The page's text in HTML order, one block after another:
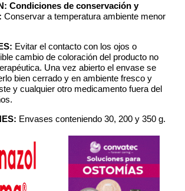
Condiciones de conservación y
Conservar a temperatura ambiente menor
Evitar el contacto con los ojos o
cambio de coloración del producto no
Una vez abierto el envase se
bien cerrado y en ambiente fresco y
y cualquier otro medicamento fuera del
Envases conteniendo 30, 200 y 350 g.